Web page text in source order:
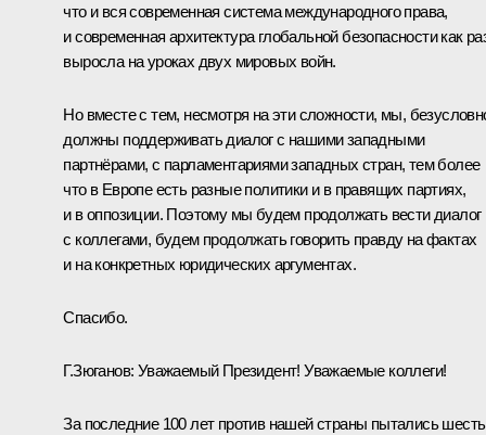
что и вся современная система международного права,
и современная архитектура глобальной безопасности как
выросла на уроках двух мировых войн.
Но вместе с тем, несмотря на эти сложности, мы,
должны поддерживать диалог с нашими западными
партнёрами, с парламентариями западных стран, тем более
что в Европе есть разные политики и в правящих партиях,
и в оппозиции. Поэтому мы будем продолжать вести диалог
с коллегами, будем продолжать говорить правду на фактах
и на конкретных юридических аргументах.
Спасибо.
Г.Зюганов: Уважаемый Президент! Уважаемые коллеги!
За последние 100 лет против нашей страны пытались шесть